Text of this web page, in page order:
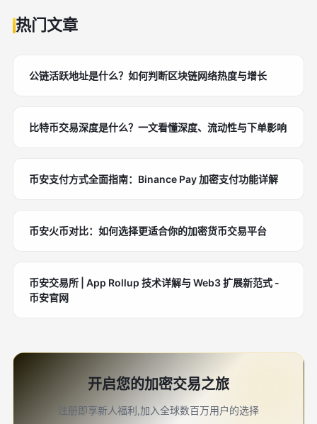
热门文章
公链活跃地址是什么？如何判断区块链网络热度与增长
比特币交易深度是什么？一文看懂深度、流动性与下单影响
币安支付方式全面指南：Binance Pay 加密支付功能详解
币安火币对比：如何选择更适合你的加密货币交易平台
币安交易所 | App Rollup 技术详解与 Web3 扩展新范式 -
币安官网
开启您的加密交易之旅
注册即享新人福利,加入全球数百万用户的选择